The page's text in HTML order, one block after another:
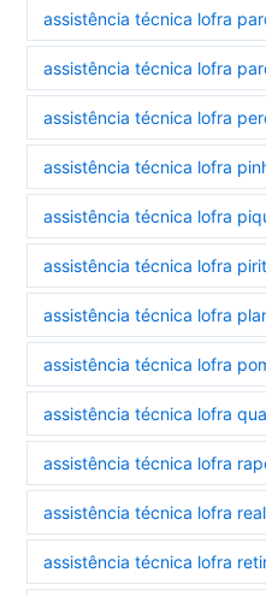
assistência técnica lofra
assistência técnica lofra
assistência técnica lofra
assistência técnica lofra
assistência técnica lofra
assistência técnica lofra
assistência técnica lofra
assistência técnica lofra
assistência técnica lofra
assistência técnica lofra
assistência técnica lofra
assistência técnica lofra